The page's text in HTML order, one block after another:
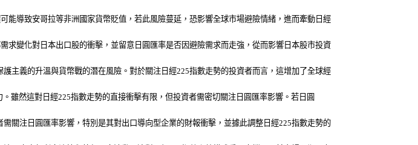
導致安哥拉等非洲國家貨幣貶值，若此風險蔓延，恐影響全球市場避險情緒，進而牽動日經
變化對日本出口股的衝擊，並留意日圓匯率是否因避險需求而走強，從而影響日本股市投資
主義的升溫與貨幣戰的潛在風險。對於關注日經225指數走勢的投資者而言，這增加了全球經
雖然這對日經225指數走勢的直接衝擊有限，但投資者需密切關注日圓匯率影響。若日圓
關注日圓匯率影響，特別是其對出口導向型企業的財報衝擊，並據此調整日經225指數走勢的